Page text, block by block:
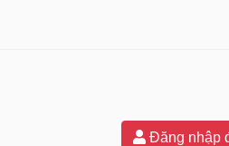
Đăng nhập